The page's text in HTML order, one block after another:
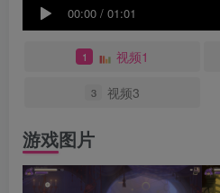
00:00 / 01:01
1 视频1
3 视频3
游戏图片